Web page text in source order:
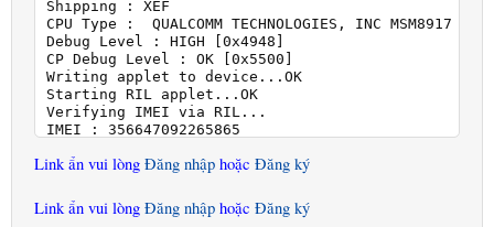
Shipping : XEF
CPU Type :  QUALCOMM TECHNOLOGIES, INC MSM8917
Debug Level : HIGH [0x4948]
CP Debug Level : OK [0x5500]
Writing applet to device...OK
Starting RIL applet...OK
Verifying IMEI via RIL...
IMEI : 356647092265865
Waiting for UPLOAD MODE...[COM77]...OK
Reading RAM data...[S1:OK]..[N2:OK]..[N3:OK]...OK
Rebooting device to NORMAL mode...OK
Link ẩn vui lòng Đăng nhập hoặc Đăng ký
Link ẩn vui lòng Đăng nhập hoặc Đăng ký